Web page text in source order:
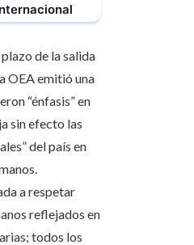
de la salida
OEA emitió una
“énfasis” en
sin efecto las
del país en
a respetar
reflejados en
todos los